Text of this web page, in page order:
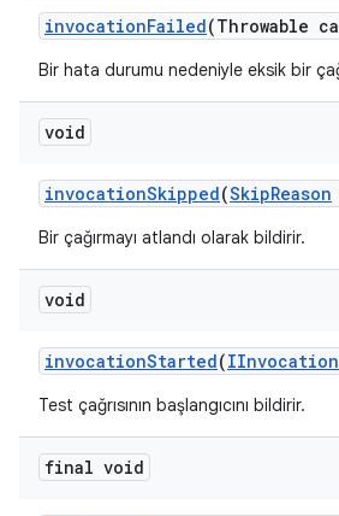
invocationFailed(Throwable
Bir hata durumu nedeniyle eksik bir
void
invocationSkipped(SkipReason
Bir çağırmayı atlandı olarak bildirir.
void
invocationStarted(IInvocation
Test çağrısının başlangıcını bildirir.
final void